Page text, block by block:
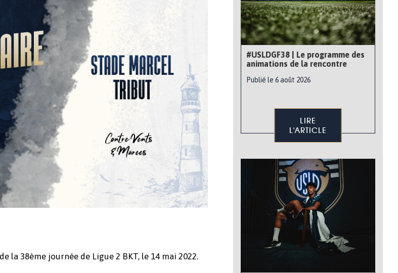
la 38ème journée de Ligue 2 BKT, le 14 mai 2022.
#USLDGF38 | Le programme des
animations de la rencontre
Publié le 6 août 2026
LIRE
L'ARTICLE